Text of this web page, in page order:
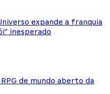
expande a franquia
inesperado
de mundo aberto da